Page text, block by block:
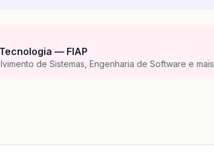
— FIAP
de Sistemas, Engenharia de Software e mais